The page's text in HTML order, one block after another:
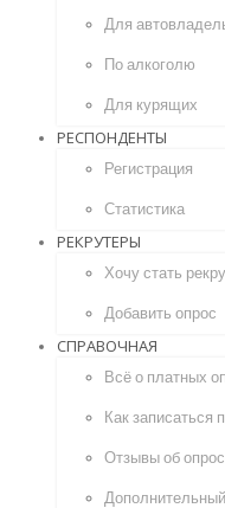
Для
По алкоголю
Для курящих
РЕСПОНДЕНТЫ
Регистрация
Статистика
РЕКРУТЕРЫ
Хочу стать
Добавить опрос
СПРАВОЧНАЯ
Всё о платных
Как записаться
Отзывы об